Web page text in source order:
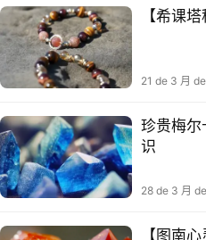
【希课
21 de 3 月
珍贵梅尔
识
28 de 3 月
【图南